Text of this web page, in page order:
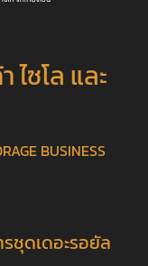
ซโล และ
BUSINESS
ชุดเดอะรอยัล